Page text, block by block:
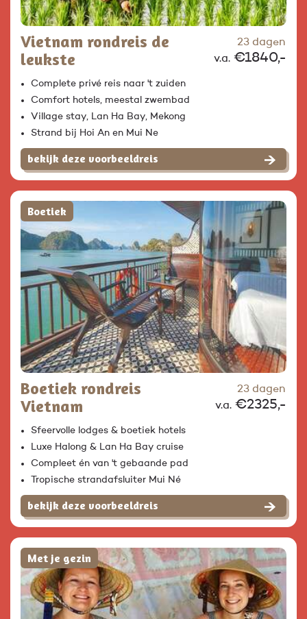
Vietnam rondreis de
leukste
23 dagen
v.a. €1840,-
Complete privé reis naar 't zuiden
Comfort hotels, meestal zwembad
Village stay, Lan Ha Bay, Mekong
Strand bij Hoi An en Mui Ne
bekijk deze voorbeeldreis
Boetiek
Boetiek rondreis
Vietnam
23 dagen
v.a. €2325,-
Sfeervolle lodges & boetiek hotels
Luxe Halong & Lan Ha Bay cruise
Compleet én van 't gebaande pad
Tropische strandafsluiter Mui Né
bekijk deze voorbeeldreis
Met je gezin